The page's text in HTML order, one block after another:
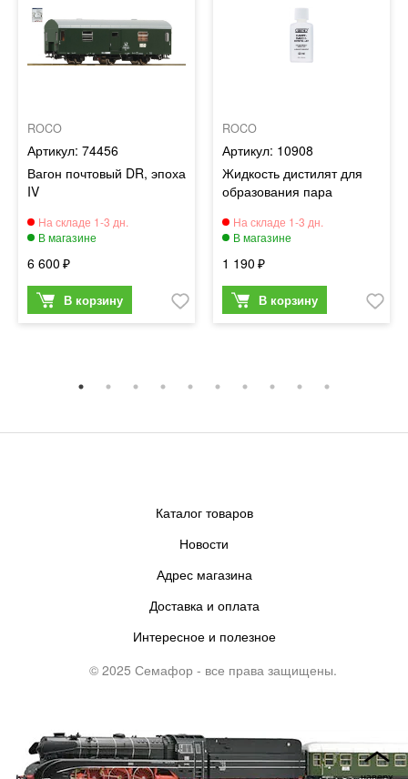
ROCO
74456
Вагон почтовый DR, эпоха
IV
6 600
ROCO
10908
Жидкость дистилят для
образования пара
1 190
Каталог товаров
Новости
Адрес магазина
Доставка и оплата
Интересное и полезное
© 2025 Семафор - все права защищены.